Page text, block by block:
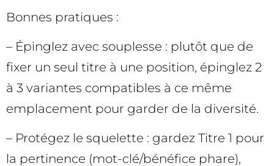
Bonnes pratiques :
– Épinglez avec souplesse : plutôt que de
fixer un seul titre à une position, épinglez 2
à 3 variantes compatibles à ce même
emplacement pour garder de la diversité.
– Protégez le squelette : gardez Titre 1 pour
la pertinence (mot-clé/bénéfice phare),